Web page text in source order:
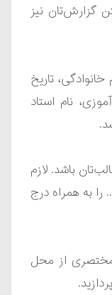
گزارش‌تان نیز
تاریخ
نام استاد
باشد. لازم
به همراه درج
از محل